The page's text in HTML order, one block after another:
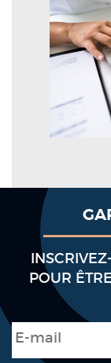
POUR
E-mail